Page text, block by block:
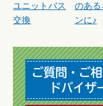
ユニットバス
交換
のあ
ンに♪
ご質問・ご
ドバイザ